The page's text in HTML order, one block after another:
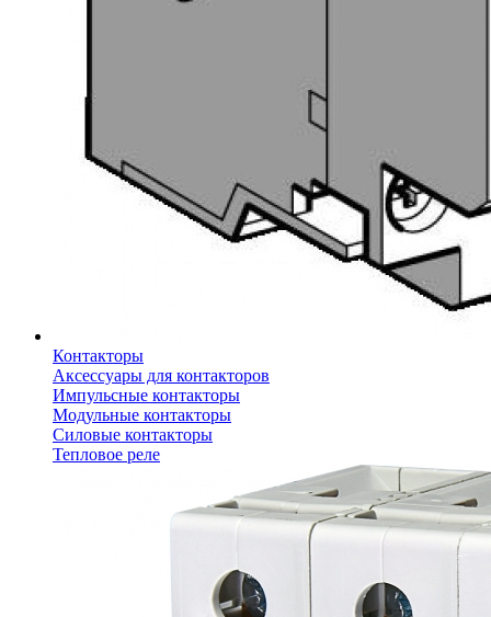
Контакторы
Аксессуары для контакторов
Импульсные контакторы
Модульные контакторы
Силовые контакторы
Тепловое реле